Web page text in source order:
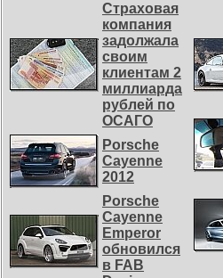
Страховая
компания
задолжала
своим
клиентам 2
миллиарда
рублей по
ОСАГО
Porsche
Cayenne
2012
Porsche
Cayenne
Emperor
обновился
в FAB